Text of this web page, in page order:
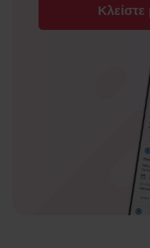
Κλείστε